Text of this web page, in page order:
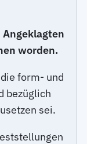
worden.
form- und
bezüglich
sei.